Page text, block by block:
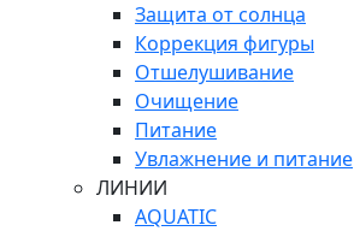
Защита от солнца
Коррекция фигуры
Отшелушивание
Очищение
Питание
Увлажнение и питание
ЛИНИИ
AQUATIC